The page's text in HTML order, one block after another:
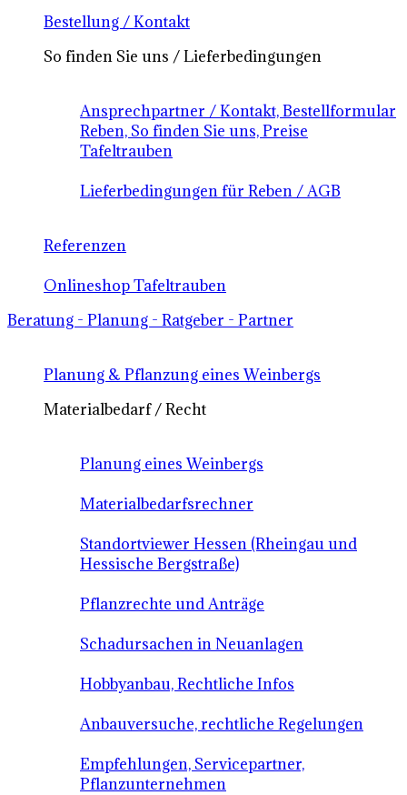
Bestellung / Kontakt
So finden Sie uns / Lieferbedingungen
Ansprechpartner / Kontakt, Bestellformular
Reben, So finden Sie uns, Preise
Tafeltrauben
Lieferbedingungen für Reben / AGB
Referenzen
Onlineshop Tafeltrauben
Beratung - Planung - Ratgeber - Partner
Planung & Pflanzung eines Weinbergs
Materialbedarf / Recht
Planung eines Weinbergs
Materialbedarfsrechner
Standortviewer Hessen (Rheingau und
Hessische Bergstraße)
Pflanzrechte und Anträge
Schadursachen in Neuanlagen
Hobbyanbau, Rechtliche Infos
Anbauversuche, rechtliche Regelungen
Empfehlungen, Servicepartner,
Pflanzunternehmen